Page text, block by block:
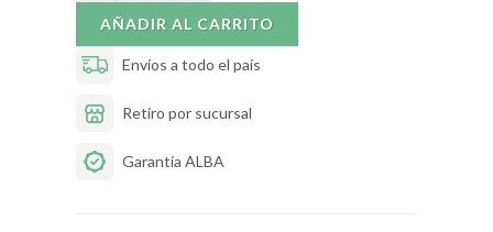
AÑADIR AL CARRITO
Envíos a todo el país
Retiro por sucursal
Garantía ALBA